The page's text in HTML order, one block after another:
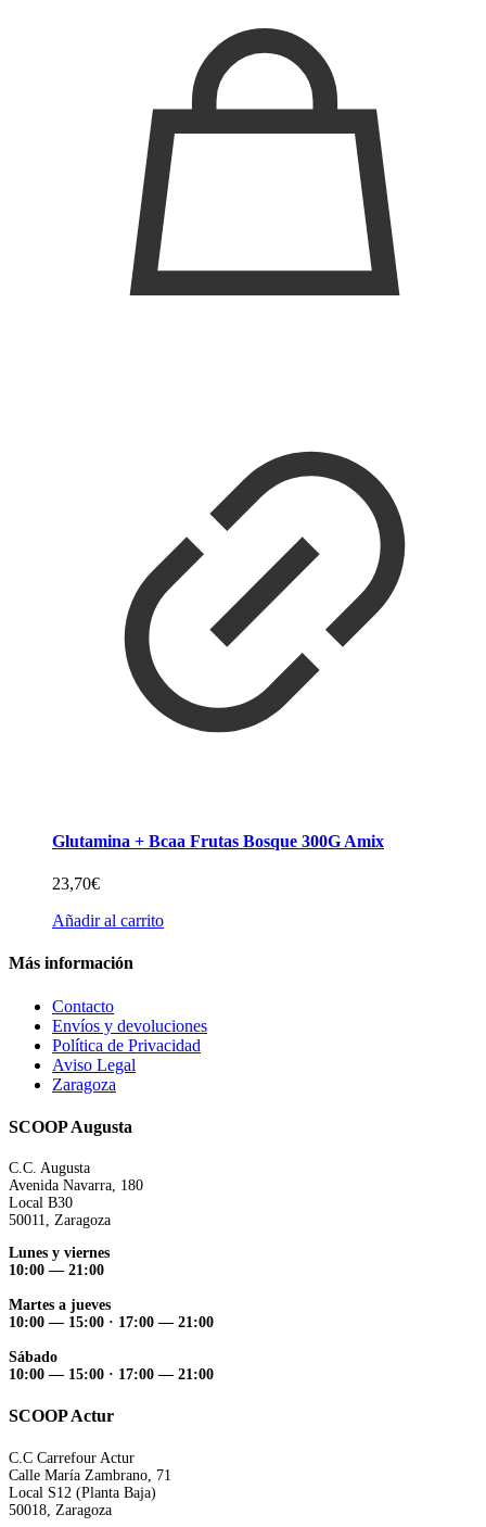
Glutamina + Bcaa Frutas Bosque 300G Amix
23,70€
Añadir al carrito
Más información
Contacto
Envíos y devoluciones
Política de Privacidad
Aviso Legal
Zaragoza
SCOOP Augusta
C.C. Augusta
Avenida Navarra, 180
Local B30
50011, Zaragoza
Lunes y viernes
10:00 — 21:00
Martes a jueves
10:00 — 15:00 · 17:00 — 21:00
Sábado
10:00 — 15:00 · 17:00 — 21:00
SCOOP Actur
C.C Carrefour Actur
Calle María Zambrano, 71
Local S12 (Planta Baja)
50018, Zaragoza